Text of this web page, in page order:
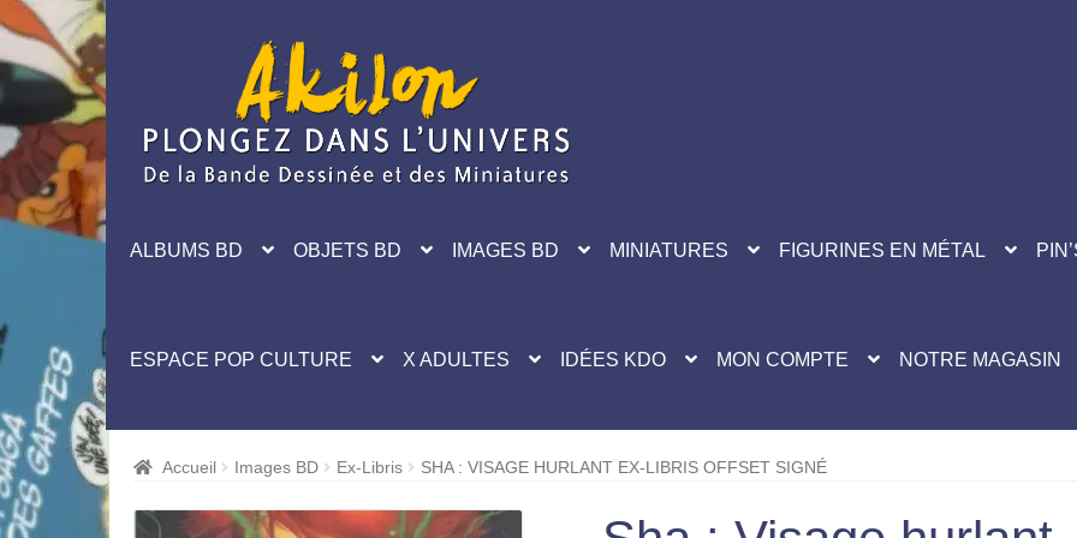
navigation
ALBUMS BD OBJETS BD IMAGES BD MINIATURES FIGURINES EN MÉTAL
ESPACE POP CULTURE X ADULTES IDÉES KDO MON COMPTE NOTRE MAGASIN
Accueil Images BD Ex-Libris SHA : VISAGE HURLANT EX-LIBRIS OFFSET SIGNÉ